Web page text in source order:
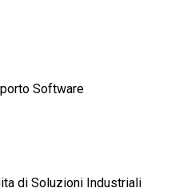
Software
di Soluzioni Industriali